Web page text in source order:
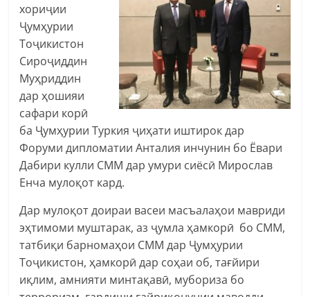
хориҷии
Ҷумҳурии
Тоҷикистон
Сироҷиддин
Муҳриддин
дар ҳошияи
сафари корӣ
ба Ҷумҳурии Туркия ҷиҳати иштирок дар
Форуми дипломатии Анталия инчунин бо Ёвари
Дабири кулли СММ дар умури сиёсӣ Мирослав
Енча мулоқот кард.
Дар мулоқот доираи васеи масъалаҳои мавриди
эҳтимоми муштарак, аз ҷумла ҳамкорӣ бо СММ,
татбиқи барномаҳои СММ дар Ҷумҳурии
Тоҷикистон, ҳамкорӣ дар соҳаи об, тағйири
иқлим, амнияти минтақавӣ, мубориза бо